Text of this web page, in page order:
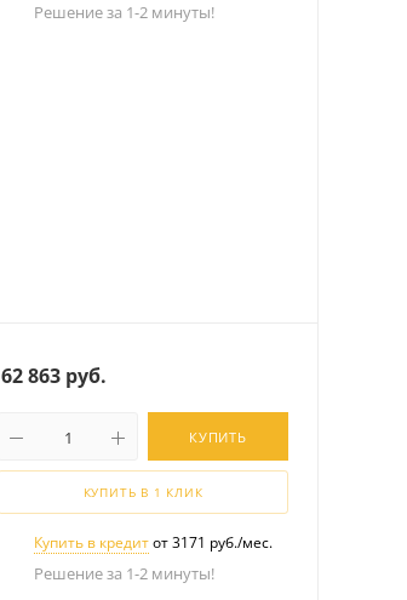
Решение за 1-2 минуты!
62 863 руб.
КУПИТЬ
КУПИТЬ В 1 КЛИК
Купить в кредитот 3171 руб./мес.
Решение за 1-2 минуты!